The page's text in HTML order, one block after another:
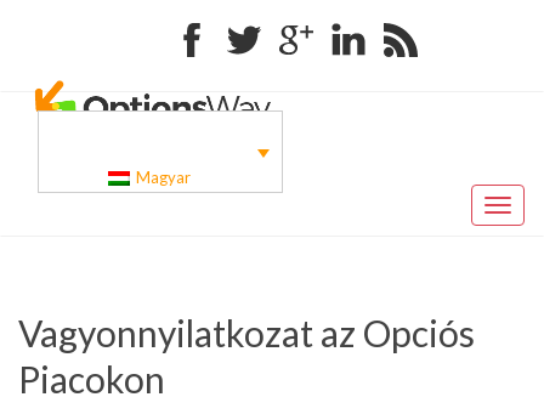
FacebookTwitter Google+Linkedin RSS
Magyar
Toggle
Vagyonnyilatkozat az Opciós
Piacokon
Bejegyzés
navigáció